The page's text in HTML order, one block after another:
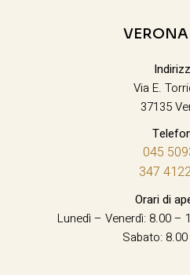
Via E.
37135
045
347
Orari di
Lunedì – Venerdì: 8.00 –
Sabato: